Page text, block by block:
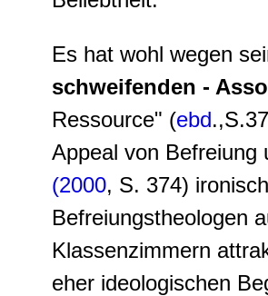
Es hat wohl wegen
schweifenden -
Ressource" (ebd
Appeal von
(2000, S. 374)
Befreiungstheologen
Klassenzimmern
eher ideologischen